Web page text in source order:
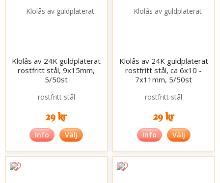
Klolås av 24K guldpläterat
rostfritt stål, 9x15mm,
5/50st
29 kr
Info Välj
Klolås av 24K guldpläterat
rostfritt stål, ca 6x10 -
7x11mm, 5/50st
29 kr
Info Välj